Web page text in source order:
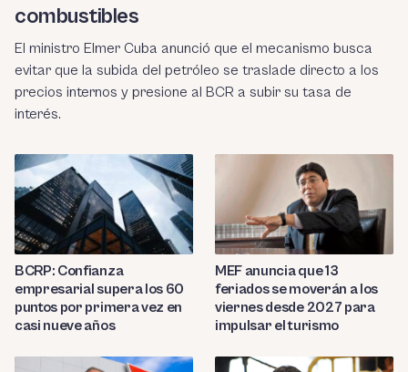
combustibles
El ministro Elmer Cuba anunció que el mecanismo busca
evitar que la subida del petróleo se traslade directo a los
precios internos y presione al BCR a subir su tasa de
interés.
BCRP: Confianza
empresarial supera los 60
puntos por primera vez en
casi nueve años
MEF anuncia que 13
feriados se moverán a los
viernes desde 2027 para
impulsar el turismo